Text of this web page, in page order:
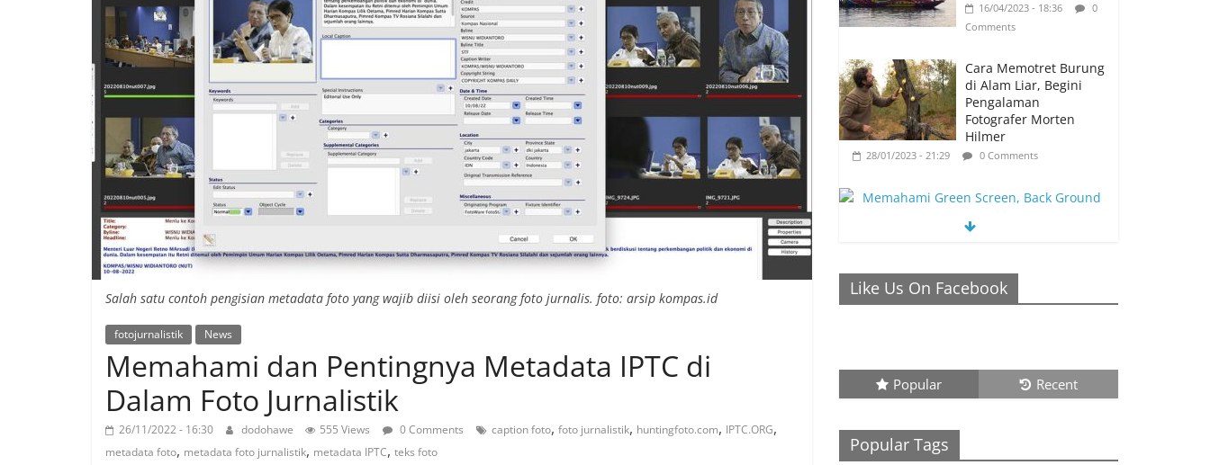
Salah satu contoh pengisian metadata foto yang wajib diisi oleh seorang foto jurnalis. foto: arsip kompas.id
fotojurnalistik News
Memahami dan Pentingnya Metadata IPTC di
Dalam Foto Jurnalistik
26/11/2022 - 16:30 dodohawe 555 Views 0 Comments caption foto, foto jurnalistik, huntingfoto.com, IPTC.ORG,
metadata foto, metadata foto jurnalistik, metadata IPTC, teks foto
16/04/2023 - 18:36
0
Comments
Cara Memotret Burung
di Alam Liar, Begini
Pengalaman
Fotografer Morten
Hilmer
28/01/2023 - 21:29 0 Comments
Netral yang Bisa Membuat Video Anda
Semakin Menarik
26/01/2023 - 21:04 0 Comments
Ronaldo Istiqomah di Al Nassr, Bersiap di
Pecahkan Rekor Cetak Gol
26/01/2023 - 16:28 0 Comments
Like Us On Facebook
Popular Recent
Popular Tags